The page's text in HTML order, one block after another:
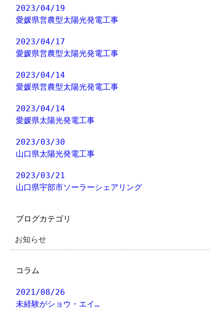
2023/04/19
愛媛県営農型太陽光発電工事
2023/04/17
愛媛県営農型太陽光発電工事
2023/04/14
愛媛県営農型太陽光発電工事
2023/04/14
愛媛県太陽光発電工事
2023/03/30
山口県太陽光発電工事
2023/03/21
山口県宇部市ソーラーシェアリング
ブログカテゴリ
お知らせ
コラム
2021/08/26
未経験がショウ・エイ…